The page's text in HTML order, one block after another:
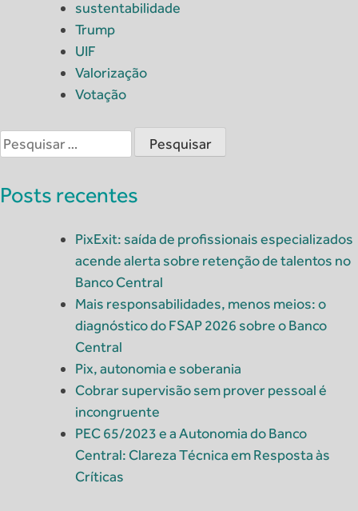
sustentabilidade
Trump
UIF
Valorização
Votação
Pesquisar
por:
Posts recentes
PixExit: saída de profissionais especializados
acende alerta sobre retenção de talentos no
Banco Central
Mais responsabilidades, menos meios: o
diagnóstico do FSAP 2026 sobre o Banco
Central
Pix, autonomia e soberania
Cobrar supervisão sem prover pessoal é
incongruente
PEC 65/2023 e a Autonomia do Banco
Central: Clareza Técnica em Resposta às
Críticas